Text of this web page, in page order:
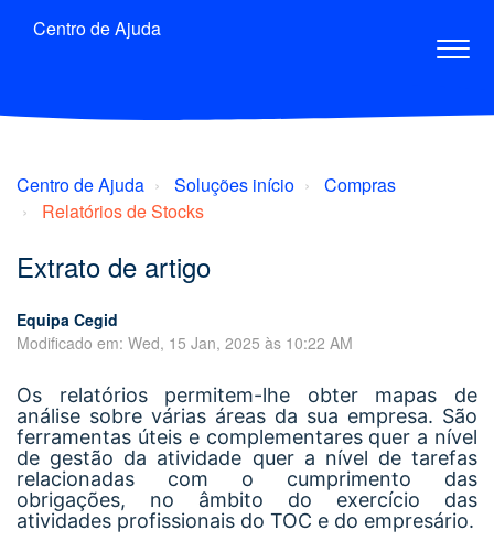
Centro de Ajuda
Centro de Ajuda Soluções início
Compras
Relatórios de Stocks
Extrato de artigo
Equipa Cegid
Modificado em: Wed, 15 Jan, 2025 às 10:22 AM
Os relatórios permitem-lhe obter mapas de
análise sobre várias áreas da sua empresa. São
ferramentas úteis e complementares quer a nível
de gestão da atividade quer a nível de tarefas
relacionadas com o cumprimento das
obrigações, no âmbito do exercício das
atividades profissionais do TOC e do empresário.